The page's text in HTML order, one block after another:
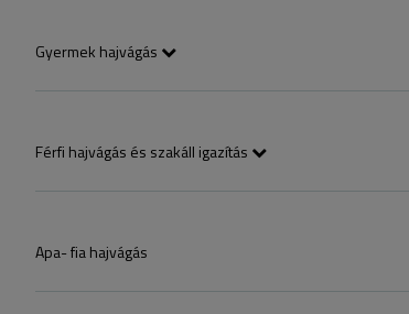
Gyermek hajvágás
Férfi hajvágás és szakáll igazítás
Apa- fia hajvágás